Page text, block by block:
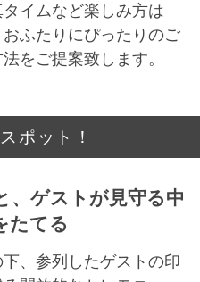
イムなど楽しみ方は
ふたりにぴったりのご
をご提案致します。
ポット！
、ゲストが見守る中
たてる
、参列したゲストの印